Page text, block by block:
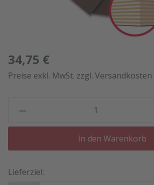
34,75 €
Preise exkl. MwSt. zzgl. Versandkosten
In den Warenkorb
Lieferziel: